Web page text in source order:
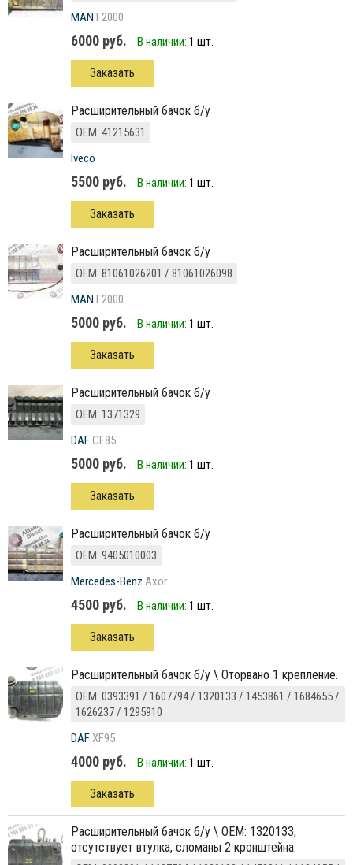
MAN F2000
6000 руб. В наличии: 1 шт.
Заказать
расширительный бачок б/у
ОЕМ: 41215631
Iveco
5500 руб. В наличии: 1 шт.
Заказать
расширительный бачок б/у
ОЕМ: 81061026201 / 81061026098
MAN F2000
5000 руб. В наличии: 1 шт.
Заказать
расширительный бачок б/у
ОЕМ: 1371329
DAFCF85
5000 руб. В наличии: 1 шт.
Заказать
расширительный бачок б/у
ОЕМ: 9405010003
Mercedes-Benz Axor
4500 руб. В наличии: 1 шт.
Заказать
расширительный бачок б/у \ Оторвано 1 крепление.
ОЕМ: 0393391 / 1607794 / 1320133 / 1453861 / 1684655 /
1626237 / 1295910
DAFXF95
4000 руб. В наличии: 1 шт.
Заказать
расширительный бачок б/у \ ОЕМ: 1320133,
отсутствует втулка, сломаны 2 кронштейна.